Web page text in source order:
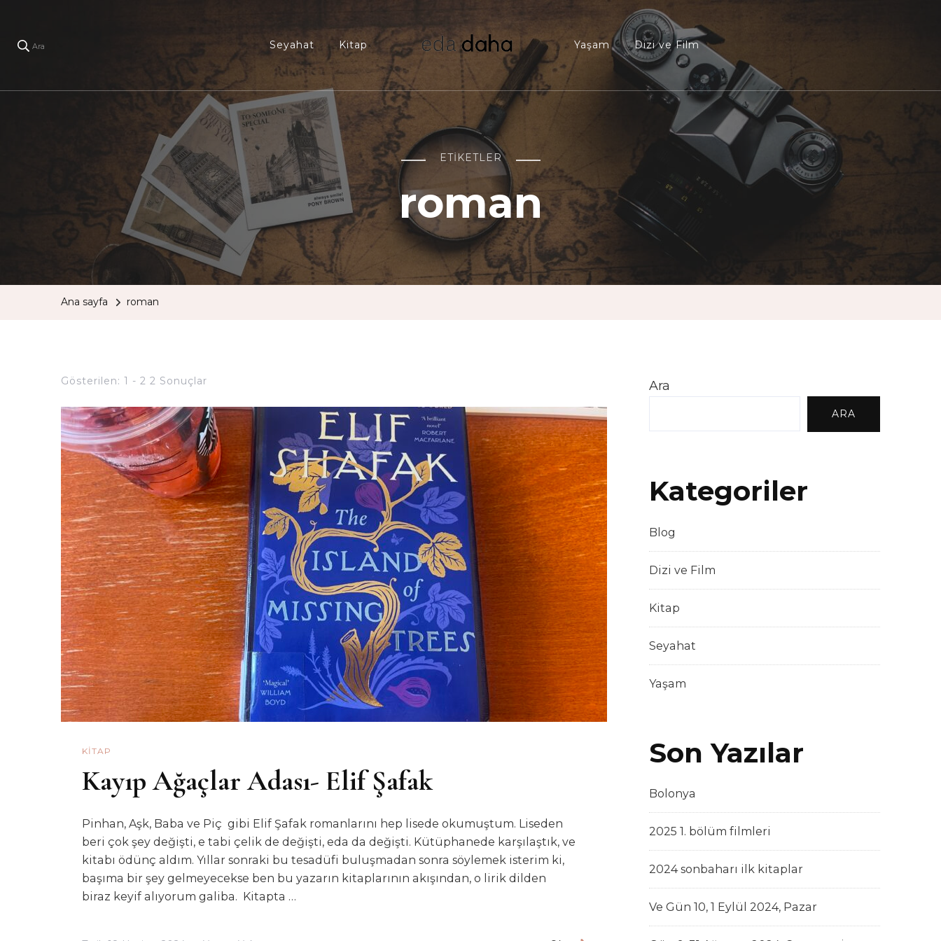
Ara Seyahat Kitap
edadaha
HEI!
Yaşam Dizi ve Film
ETIKETLER
roman
Ana sayfa roman
Gösterilen: 1 - 2 2 Sonuçlar
KITAP
Kayıp Ağaçlar Adası- Elif Şafak
Pinhan, Aşk, Baba ve Piç gibi Elif Şafak romanlarını hep lisede okumuştum. Liseden
beri çok şey değişti, e tabi çelik de değişti, eda da değişti. Kütüphanede karşılaştık, ve
kitabı ödünç aldım. Yıllar sonraki bu tesadüfi buluşmadan sonra söylemek isterim ki,
başıma bir şey gelmeyecekse ben bu yazarın kitaplarının akışından, o lirik dilden
biraz keyif alıyorum galiba. Kitapta …
Ara
ARA
Kategoriler
Blog
Dizi ve Film
Kitap
Seyahat
Yaşam
Son Yazılar
Bolonya
2025 1. bölüm filmleri
2024 sonbaharı ilk kitaplar
Ve Gün 10, 1 Eylül 2024, Pazar